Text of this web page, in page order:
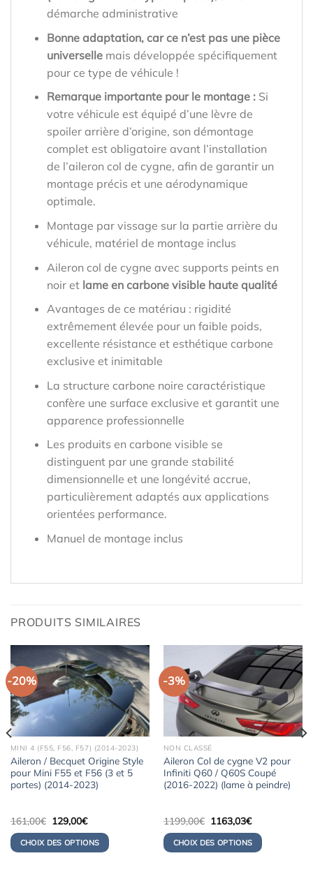
démarche administrative
Bonne adaptation, car ce n’est pas une pièce
universellemais développée spécifiquement
pour ce type de véhicule !
Remarque importante pour le montage : Si
votre véhicule est équipé d’une lèvre de
spoiler arrière d’origine, son démontage
complet est obligatoire avant l’installation
de l’aileron col de cygne, afin de garantir un
montage précis et une aérodynamique
optimale.
Montage par vissage sur la partie arrière du
véhicule, matériel de montage inclus
Aileron col de cygne avec supports peints en
noir et lame en carbone visible haute qualité
Avantages de ce matériau : rigidité
extrêmement élevée pour un faible poids,
excellente résistance et esthétique carbone
exclusive et inimitable
La structure carbone noire caractéristique
confère une surface exclusive et garantit une
apparence professionnelle
Les produits en carbone visible se
distinguent par une grande stabilité
dimensionnelle et une longévité accrue,
particulièrement adaptés aux applications
orientées performance.
Manuel de montage inclus
PRODUITS SIMILAIRES
-20%
MINI 4 (F55, F56, F57) (2014-2023)
Aileron / Becquet Origine Style
pour Mini F55 et F56 (3 et 5
portes) (2014-2023)
161,00€ Le
initial
était :
161,00€.
129,00€Le
actuel
est :
129,00€.
CHOIX DES OPTIONS
-3%
NON CLASSÉ
Aileron Col de cygne V2 pour
Infiniti Q60 / Q60S Coupé
(2016-2022) (lame à peindre)
1199,00€ Le
prix
initial
était :
1199,00€.
1163,03€Le
actuel
est :
1163,03€.
CHOIX DES OPTIONS